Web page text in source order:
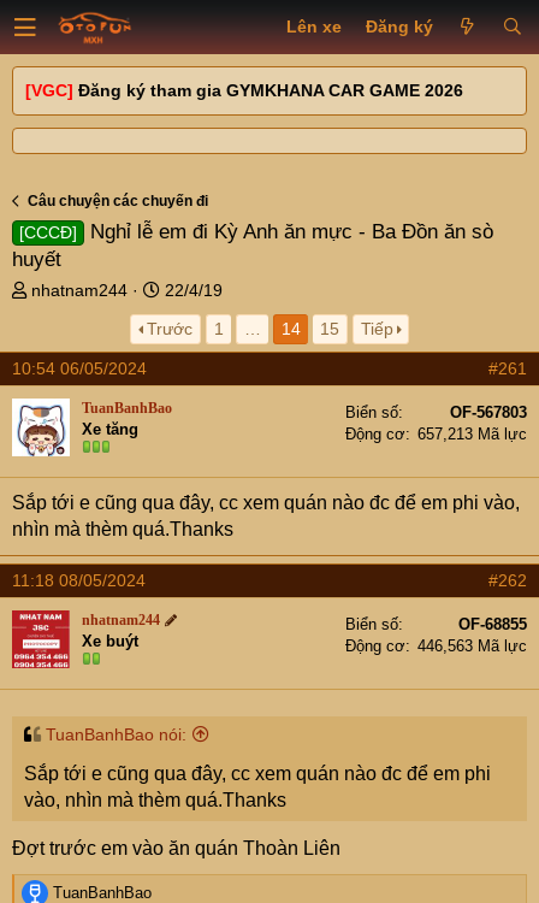
Lên xe Đăng ký
[VGC] Đăng ký tham gia GYMKHANA CAR GAME 2026
Câu chuyện các chuyến đi
[CCCĐ]
Nghỉ lễ em đi Kỳ Anh ăn mực - Ba Đồn ăn sò
huyết
T
e
a
d
s
t
r
t
e
r
nhatnam244
N
g
à
y
ử
22/4/19
Trước
1 14 15 Tiếp
10:54 06/05/2024 #261
TuanBanhBao
Xe tăng
Biển số
OF-567803
Động cơ
657,213 Mã lực
Sắp tới e cũng qua đây, cc xem quán nào đc để em phi vào,
nhìn mà thèm quá.Thanks
11:18 08/05/2024 #262
nhatnam244
Xe buýt
Biển số
OF-68855
Động cơ
446,563 Mã lực
TuanBanhBao nói:
Sắp tới e cũng qua đây, cc xem quán nào đc để em phi
vào, nhìn mà thèm quá.Thanks
Đợt trước em vào ăn quán Thoàn Liên
R
TuanBanhBao